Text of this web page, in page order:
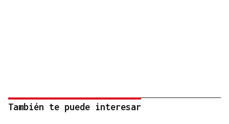
También te puede interesar